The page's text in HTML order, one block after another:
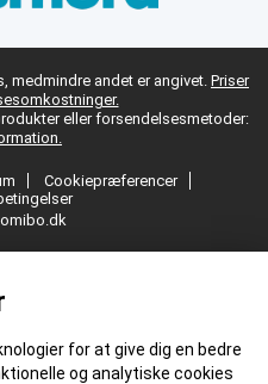
for at give dig en bedre
og analytiske cookies
medmindre andet er angivet. Priser
eller forsendelsesmetoder:
Cookiepræferencer